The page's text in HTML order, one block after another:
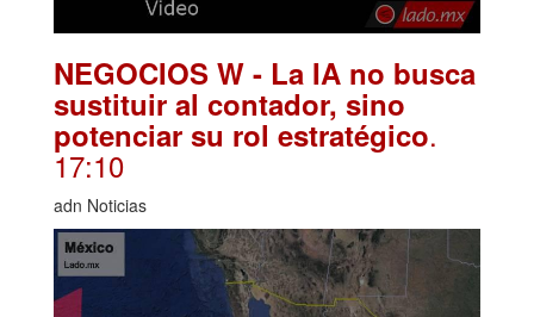
NEGOCIOS W - La IA no busca
sustituir al contador, sino
potenciar su rol estratégico.
17:10
adn Noticias